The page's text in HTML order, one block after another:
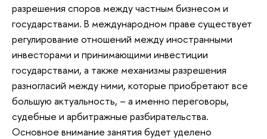
разрешения споров между частным бизнесом и
государствами. В международном праве существует
регулирование отношений между иностранными
инвесторами и принимающими инвестиции
государствами, а также механизмы разрешения
разногласий между ними, которые приобретают все
большую актуальность, – а именно переговоры,
судебные и арбитражные разбирательства.
Основное внимание занятия будет уделено